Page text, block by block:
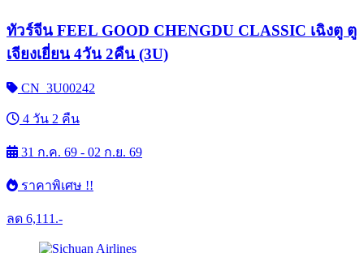
ทัวร์จีน FEEL GOOD CHENGDU CLASSIC เฉิงตู ตู
เจียงเยี่ยน 4วัน 2คืน (3U)
CN_3U00242
4 วัน 2 คืน
31 ก.ค. 69 - 02 ก.ย. 69
ราคาพิเศษ !!
ลด 6,111.-